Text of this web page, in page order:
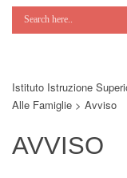
Lab Green
Potenziamoci
Istituto Istruzione
Alle Famiglie > Avviso
AVVISO